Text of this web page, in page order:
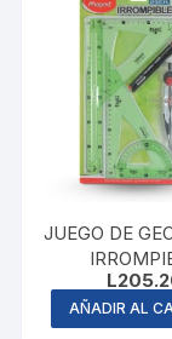
JUEGO DE
L
AÑADIR AL